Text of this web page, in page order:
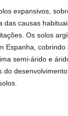
expansivos,
das causas
Os solos
Espanha, cobrindo
semi-árido e
do